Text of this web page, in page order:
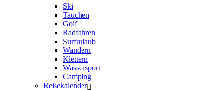
Ski
Tauchen
Golf
Radfahren
Surfurlaub
Wandern
Klettern
Wassersport
Camping
Reisekalender